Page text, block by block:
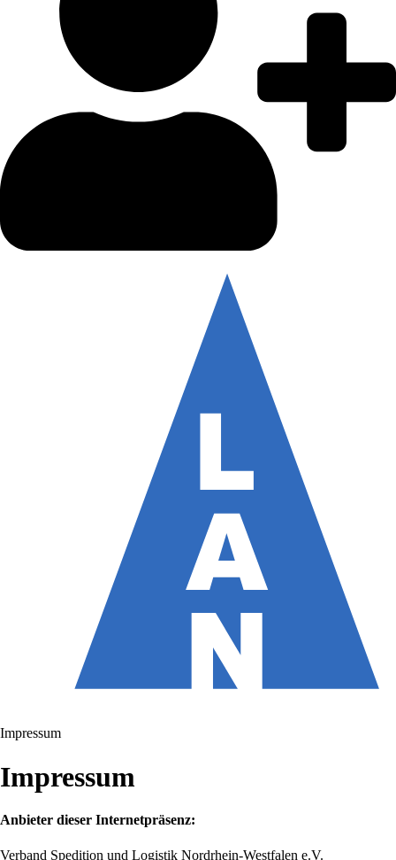
Impressum
Impressum
Anbieter dieser Internetpräsenz:
Verband Spedition und Logistik Nordrhein-Westfalen e.V.